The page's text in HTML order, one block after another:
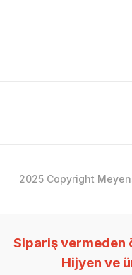
2025 Copyright
Sipariş vermeden
Hijyen ve